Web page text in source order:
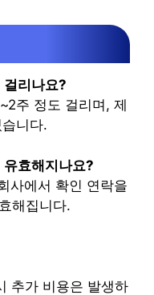
걸리나요?
주 정도 걸리며, 제
니다.
효해지나요?
사에서 확인 연락을
해집니다.
추가 비용은 발생하